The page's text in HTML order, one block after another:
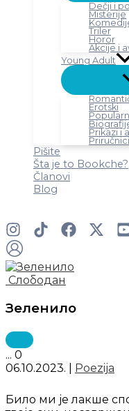
Dečji i
Misterije
Triler
Horor
Akcije i
Young Adult
Erotski
Prikazi i
Pišite
Šta je to Bookche?
Članovi
Blog
Слободан
Зеленило
... 0
06.10.2023.
Poezija
Било ми је лакше